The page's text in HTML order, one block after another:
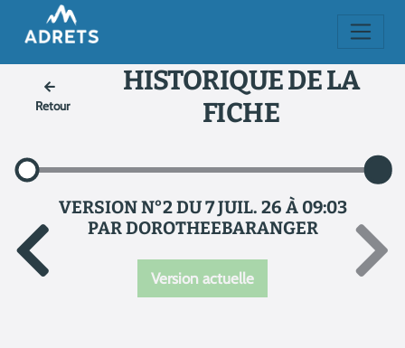
Retour
HISTORIQUE DE LA
FICHE
VERSION N°2 DU 7 JUIL. 26 À 09:03
PAR DOROTHEEBARANGER
Version actuelle